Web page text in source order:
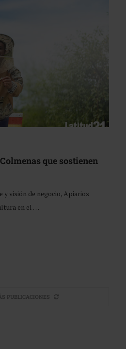
que sostienen
y visión de negocio, Apiarios
en el …
PUBLICACIONES